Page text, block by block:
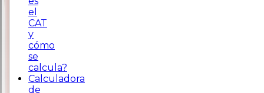
el
CAT
y
cómo
se
calcula?
Calculadora
de